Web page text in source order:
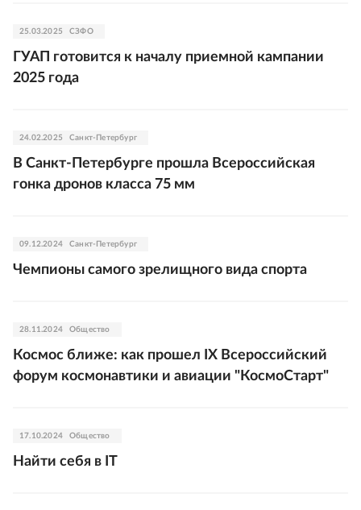
25.03.2025 СЗФО
ГУАП готовится к началу приемной кампании
2025 года
24.02.2025 Санкт-Петербург
В Санкт-Петербурге прошла Всероссийская
гонка дронов класса 75 мм
09.12.2024 Санкт-Петербург
Чемпионы самого зрелищного вида спорта
28.11.2024 Общество
Космос ближе: как прошел IX Всероссийский
форум космонавтики и авиации "КосмоСтарт"
17.10.2024 Общество
Найти себя в IT